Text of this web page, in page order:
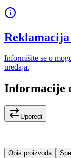
Informišite se o
uređaja.
Informacije
Uporedi
Opis proizvoda